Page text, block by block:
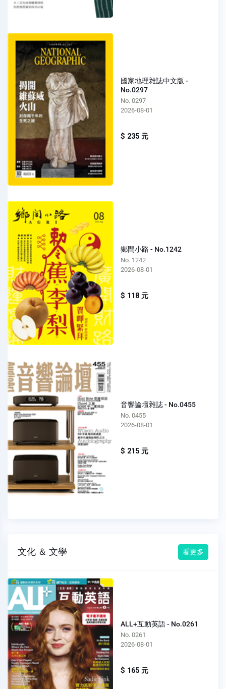
國家地理雜誌中文版 -
No.0297
No. 0297
2026-08-01
$ 235 元
鄉間小路 - No.1242
No. 1242
2026-08-01
$ 118 元
音響論壇雜誌 - No.0455
No. 0455
2026-08-01
$ 215 元
文化 ＆ 文學 看更多
ALL+互動英語 - No.0261
No. 0261
2026-08-01
$ 165 元